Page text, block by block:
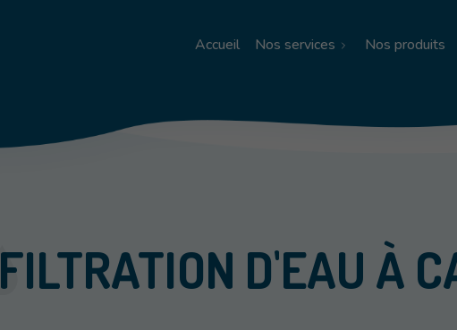
Accueil Nos services Nos produits
FILTRATION D'EAU À